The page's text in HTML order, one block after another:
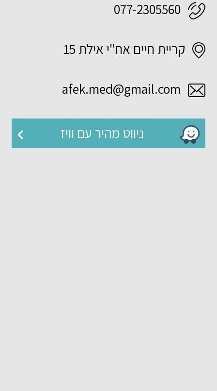
077-2305560
קריית חיים אח"י אילת 15
afek.med@gmail.com
ניווט מהיר עם וויז